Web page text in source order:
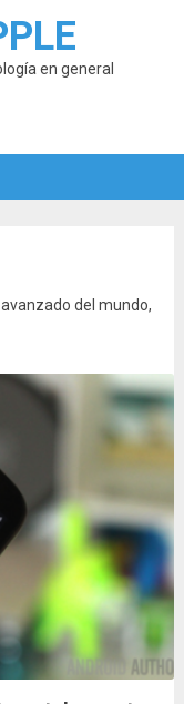
en general
del mundo,